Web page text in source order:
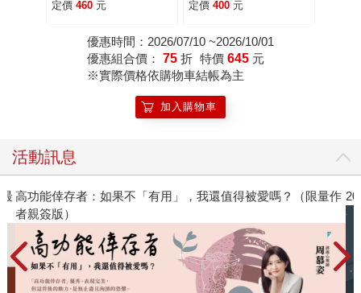
同時，藉此探究醫病之間最沉重的顧慮──界線：醫師如何同
時扮演鄰居與朋友的角色？即便兼顧多重身分，這種狀態是
否健康？鄉村執業看似美好，卻也伴隨其他顧慮──難找臨時
代班醫師、潛在的孤立感，其中──最令多數醫師心生畏懼
的，莫過於無法隱匿身分的處境。然而，對女醫師而言，那
感」。她渴望追求醫療延續性──越是深入了解患者，臨床實
所能給予的照護（從年幼照顧到青少年的孩子、經歷多次流
產的鄰人婦女、在病灶與工作之間糾結的酪農）。這是一位
醫師在擁有他人信任時所能成就的事。這些是擄獲並留住此
地居民心靈的饋贈，標記著時間流轉、變遷與延續。這正是
景觀與人之間最親密的關係。 當醫師是一種「成為」而非
定價 460 元 定價 400 元
優惠時間：2026/07/10 ~2026/10/01
優惠組合價： 75 折 特價 645 元
※實際價格依購物車結帳為主
加入購物車
活動訊息
2026年8月金石堂強力推薦